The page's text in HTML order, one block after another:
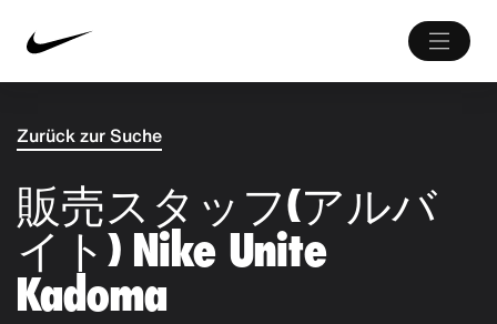
Zurück zur Suche
販売スタッフ(アルバ
イト) Nike Unite
Kadoma